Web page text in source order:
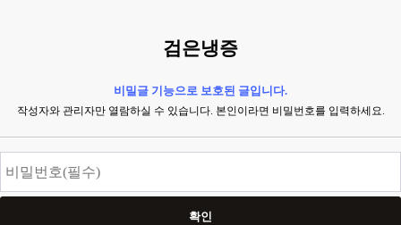
검은냉증
비밀글 기능으로 보호된 글입니다.
작성자와 관리자만 열람하실 수 있습니다. 본인이라면 비밀번호를 입력하세요.